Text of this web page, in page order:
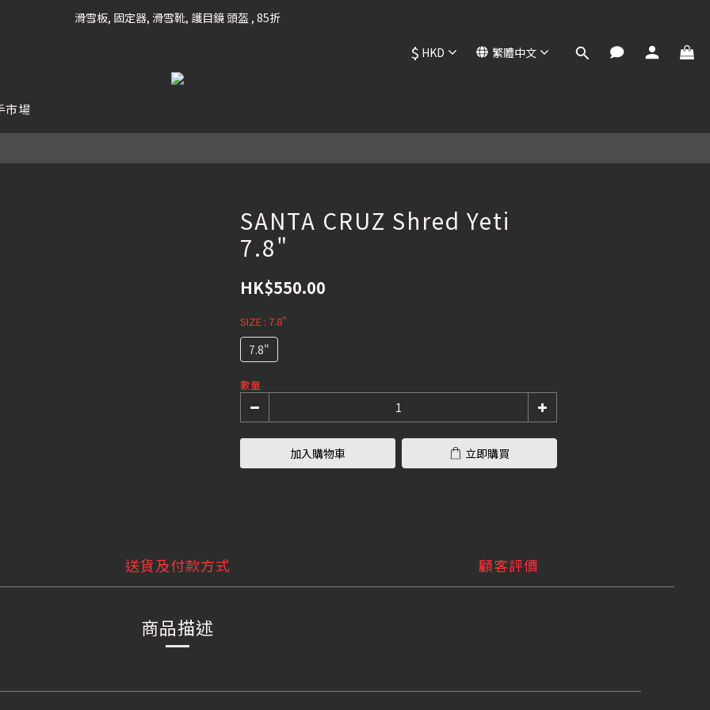
凡購滿HK$699 香港及澳門 [免運費] (大型貨品除外)
滑雪板, 固定器, 滑雪靴, 護目鏡 頭盔 , 85折
凡購滿HK$699 香港及澳門 [免運費] (大型貨品除外)
$ HKD 繁體中文
市場
SANTA CRUZ Shred Yeti
7.8"
HK$550.00
SIZE : 7.8"
7.8"
數量
加入購物車 立即購買
送貨及付款方式 顧客評價
商品描述
立即購買